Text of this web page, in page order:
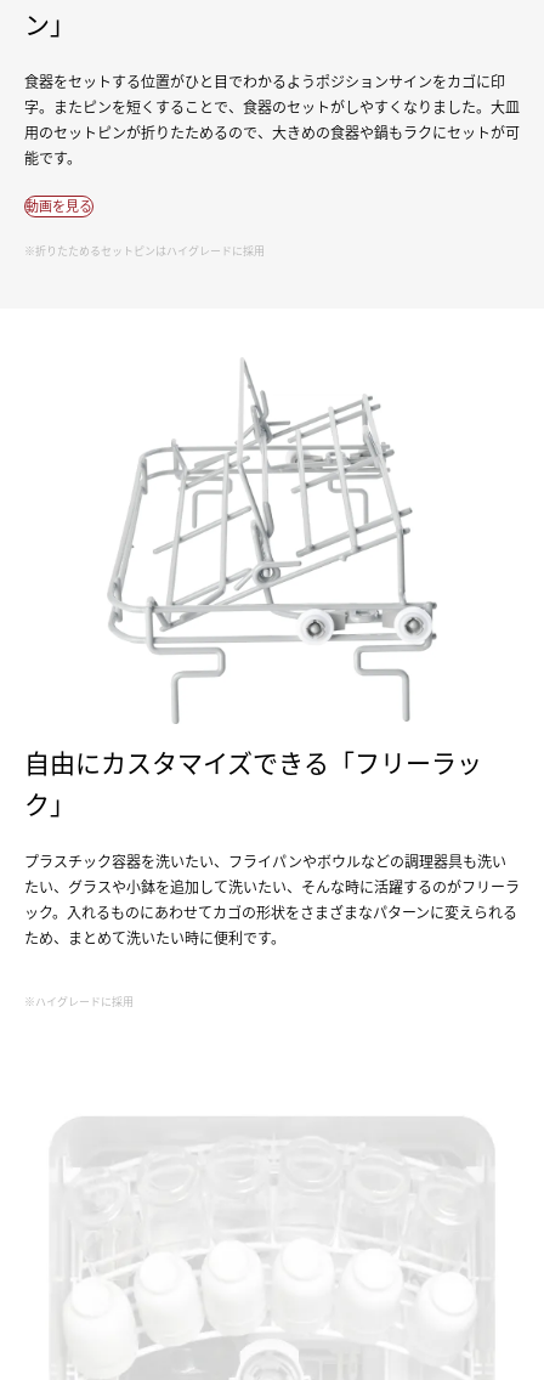
ン」
食器をセットする位置がひと目でわかるようポジションサインをカゴに印
字。またピンを短くすることで、食器のセットがしやすくなりました。大皿
用のセットピンが折りたためるので、大きめの食器や鍋もラクにセットが可
能です。
動画を見る
※折りたためるセットピンはハイグレードに採用
自由にカスタマイズできる「フリーラッ
ク」
プラスチック容器を洗いたい、フライパンやボウルなどの調理器具も洗い
たい、グラスや小鉢を追加して洗いたい、そんな時に活躍するのがフリーラ
ック。入れるものにあわせてカゴの形状をさまざまなパターンに変えられる
ため、まとめて洗いたい時に便利です。
※ハイグレードに採用